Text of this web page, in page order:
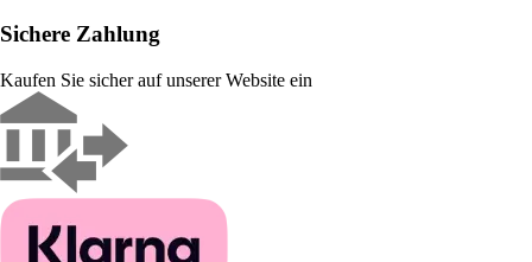
Sichere Zahlung
Kaufen Sie sicher auf unserer Website ein